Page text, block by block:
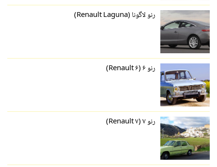
رنو لاگونا (Renault Laguna)
رنو ۶ (Renault ۶)
رنو ۷ (Renault ۷)